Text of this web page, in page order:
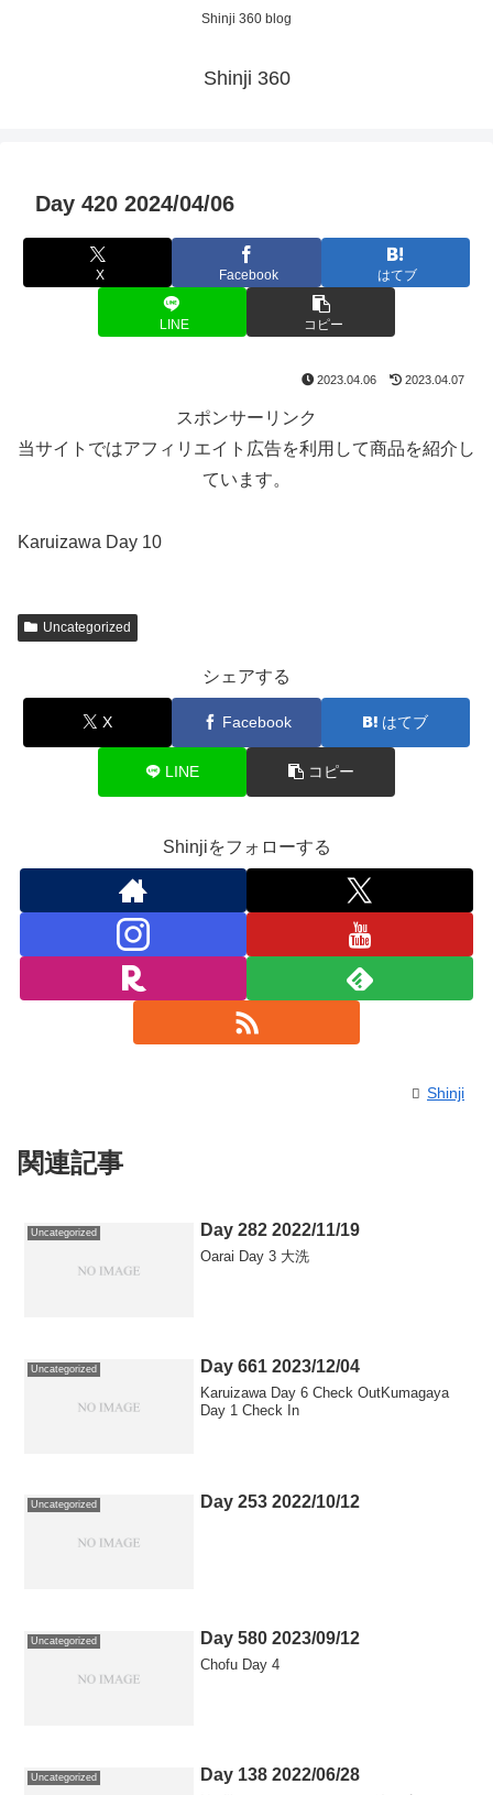
Shinji 360 blog
Shinji 360
Day 420 2024/04/06
X Facebook はてブ
LINE コピー
2023.04.06 2023.04.07
スポンサーリンク
当サイトではアフィリエイト広告を利用して商品を紹介し
ています。
Karuizawa Day 10
Uncategorized
シェアする
X Facebook はてブ
LINE コピー
Shinjiをフォローする
Shinji
関連記事
Uncategorized Day 282 2022/11/19
Oarai Day 3 大洗
Uncategorized Day 661 2023/12/04
Karuizawa Day 6 Check OutKumagaya
Day 1 Check In
Uncategorized Day 253 2022/10/12
Uncategorized Day 580 2023/09/12
Chofu Day 4
Uncategorized Day 138 2022/06/28